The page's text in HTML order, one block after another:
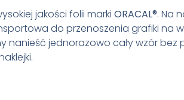
jakości folii marki ORACAL®. Na
do przenoszenia grafiki na
nanieść jednorazowo cały wzór bez